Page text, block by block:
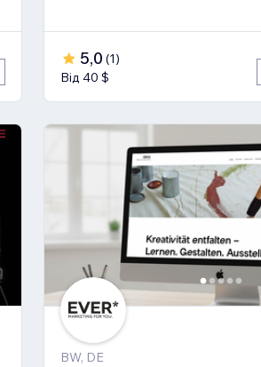
5,0 (1)
Від 40 $
BW, DE